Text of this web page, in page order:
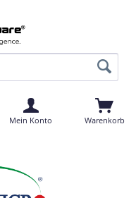
Mein Konto Warenkorb